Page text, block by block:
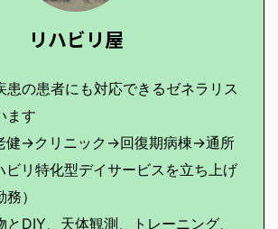
リハビリ屋
患の患者にも対応できるゼネラリス
ます
健→クリニック→回復期病棟→通所
リ特化型デイサービスを立ち上げ
）
DIY、天体観測、トレーニング、